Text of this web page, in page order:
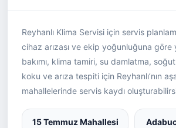
Reyhanlı Klima Servisi için servis
cihaz arızası ve ekip yoğunluğuna göre
bakımı, klima tamiri, su damlatma,
koku ve arıza tespiti için Reyhanlı’nın
mahallelerinde servis kaydı
15 Temmuz Mahallesi